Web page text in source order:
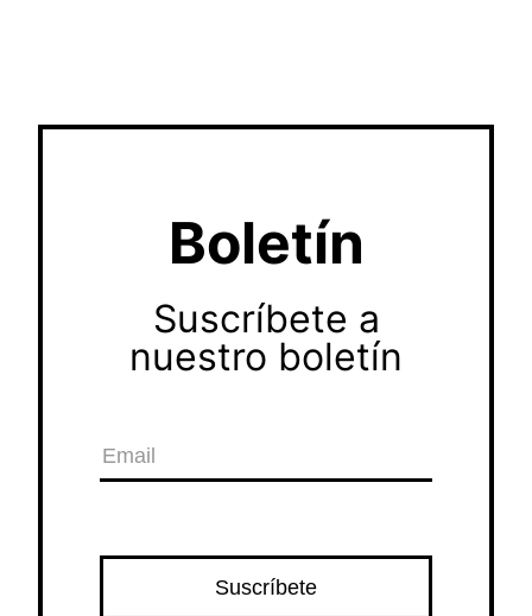
Boletín
Suscríbete a
nuestro boletín